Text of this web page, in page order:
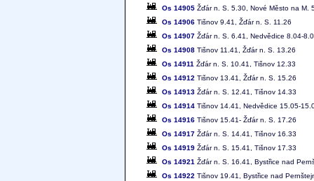
Os 14905 Žďár n. S. 5.30, Nové Město na M.
Os 14906 Tišnov 9.41, Žďár n. S. 11.26
Os 14907 Žďár n. S. 6.41, Nedvědice 8.04-
Os 14908 Tišnov 11.41, Žďár n. S. 13.26
Os 14911 Žďár n. S. 10.41, Tišnov 12.33
Os 14912 Tišnov 13.41, Žďár n. S. 15.26
Os 14913 Žďár n. S. 12.41, Tišnov 14.33
Os 14914 Tišnov 14.41, Nedvědice 15.05-
Os 14916 Tišnov 15.41- Žďár n. S. 17.26
Os 14917 Žďár n. S. 14.41, Tišnov 16.33
Os 14919 Žďár n. S. 15.41, Tišnov 17.33
Os 14921 Žďár n. S. 16.41, Bystřice nad
Os 14922 Tišnov 19.41, Bystřice nad